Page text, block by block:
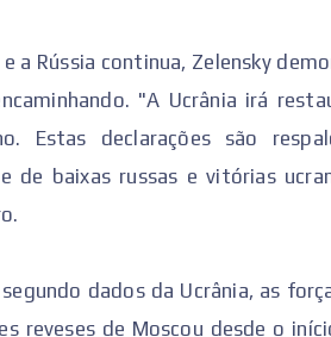
a Rússia continua, Zelensky
"A Ucrânia irá
Estas declarações são
de baixas russas e vitórias
dados da Ucrânia, as
reveses de Moscou desde o